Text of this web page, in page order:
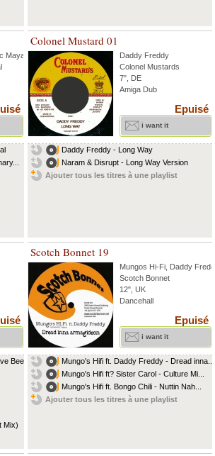
Maya
Colonel Mustard 01
Daddy Freddy
Colonel Mustards
7", DE
Amiga Dub
Epuisé
i want it
Daddy Freddy - Long Way
Naram & Disrupt - Long Way Version
Ajouter tous les titres à une playlist
Been...
Mix)
Scotch Bonnet 19
Mungos Hi-Fi Daddy Freddy
Scotch Bonnet
12", UK
Dancehall
Epuisé
i want it
Mungo's Hifi ft. Daddy Freddy - Dread inna...
Mungo's Hifi ft? Sister Carol - Culture Mi...
Mungo's Hifi ft. Bongo Chili - Nuttin Nah...
Ajouter tous les titres à une playlist